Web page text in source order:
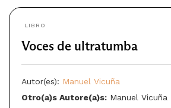
LIBRO
Voces de ultratumba
Autor(es): Manuel Vicuña
Otro(a)s Autore(a)s: Manuel Vicuña